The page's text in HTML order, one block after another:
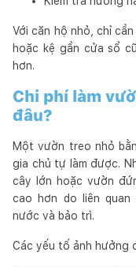
Với căn hộ nhỏ, chỉ
hoặc kệ gần cửa sổ
hơn.
Chi phí làm
đâu?
Một vườn treo nhỏ
gia chủ tự làm được.
cây lớn hoặc vườn
cao hơn do liên
nước và bảo trì.
Các yếu tố ảnh hưởng